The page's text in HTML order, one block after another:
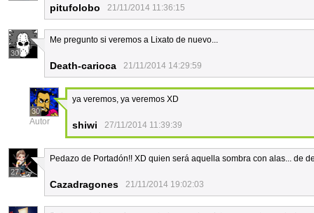
pitufolobo 21/11/2014 11:36:15
30
Me pregunto si veremos a Lixato de nuevo...
Death-carioca 21/11/2014 14:29:59
30
Autor
ya veremos, ya veremos XD
shiwi 27/11/2014 11:39:39
27
Pedazo de Portadón!! XD quien será aquella sombra con alas... de
Cazadragones 21/11/2014 19:02:03